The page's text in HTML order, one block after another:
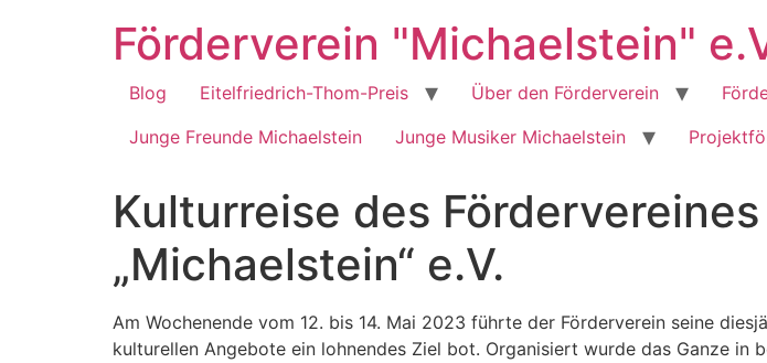
Förderverein "Michaelstein"
Blog Eitelfriedrich-Thom-Preis Über den Förderverein
Junge Freunde Michaelstein
Junge Musiker Michaelstein
Kulturreise des
„Michaelstein“ e.V.
Am Wochenende vom 12. bis 14. Mai 2023 führte der Förderverein seine
kulturellen Angebote ein lohnendes Ziel bot. Organisiert wurde das Ganze